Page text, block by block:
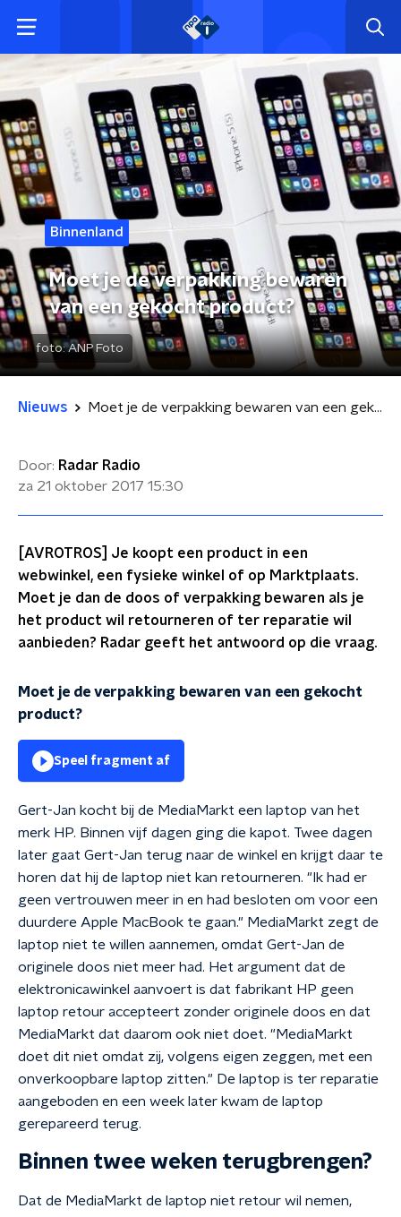
Binnenland
Moet je de verpakking bewaren
van een gekocht product?
foto:ANP Foto
Nieuws Moet je de verpakking bewaren van een gekocht product?
Door: Radar Radio
za 21 oktober 2017 15:30
[AVROTROS] Je koopt een product in een
webwinkel, een fysieke winkel of op Marktplaats.
Moet je dan de doos of verpakking bewaren als je
het product wil retourneren of ter reparatie wil
aanbieden? Radar geeft het antwoord op die vraag.
Moet je de verpakking bewaren van een gekocht
product?
Speel fragment af
Gert-Jan kocht bij de MediaMarkt een laptop van het
merk HP. Binnen vijf dagen ging die kapot. Twee dagen
later gaat Gert-Jan terug naar de winkel en krijgt daar te
horen dat hij de laptop niet kan retourneren. "Ik had er
geen vertrouwen meer in en had besloten om voor een
duurdere Apple MacBook te gaan." MediaMarkt zegt de
laptop niet te willen aannemen, omdat Gert-Jan de
originele doos niet meer had. Het argument dat de
elektronicawinkel aanvoert is dat fabrikant HP geen
laptop retour accepteert zonder originele doos en dat
MediaMarkt dat daarom ook niet doet. "MediaMarkt
doet dit niet omdat zij, volgens eigen zeggen, met een
onverkoopbare laptop zitten." De laptop is ter reparatie
aangeboden en een week later kwam de laptop
gerepareerd terug.
Binnen twee weken terugbrengen?
Dat de MediaMarkt de laptop niet retour wil nemen,